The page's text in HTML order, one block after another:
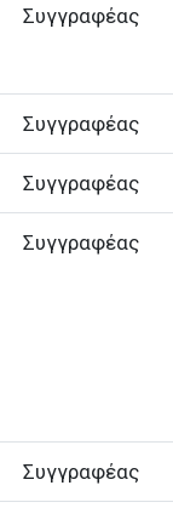
Συγγραφέας
Συγγραφέας
Συγγραφέας
Συγγραφέας
Συγγραφέας